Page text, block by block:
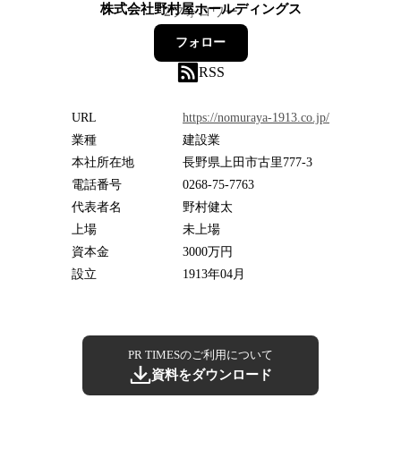
株式会社野村屋ホールディングス
2フォロワー
フォロー
RSS
URL
https://nomuraya-1913.co.jp/
業種
建設業
本社所在地
長野県上田市古里777-3
電話番号
0268-75-7763
代表者名
野村健太
上場
未上場
資本金
3000万円
設立
1913年04月
PR TIMESのご利用について
資料をダウンロード